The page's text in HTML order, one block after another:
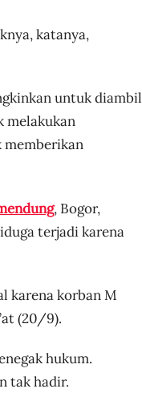
katanya,
untuk diambil
melakukan
memberikan
, Bogor,
terjadi karena
karena korban M
(20/9).
hukum.
tak hadir.